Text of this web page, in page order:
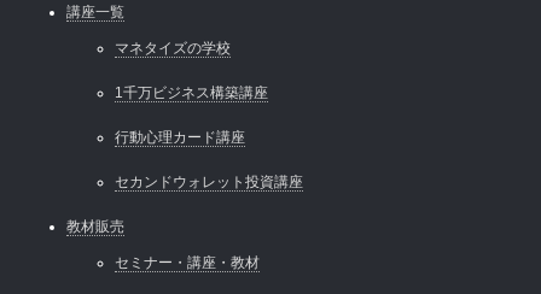
講座一覧
マネタイズの学校
1千万ビジネス構築講座
行動心理カード講座
セカンドウォレット投資講座
教材販売
セミナー・講座・教材